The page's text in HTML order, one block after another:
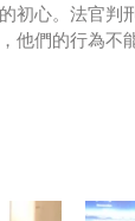
初心。法官
他們的行為不